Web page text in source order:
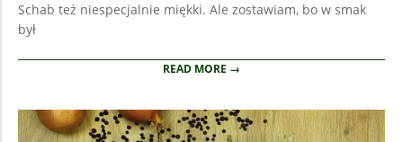
Schab też niespecjalnie miękki. Ale zostawiam, bo w smak
był
READ MORE →